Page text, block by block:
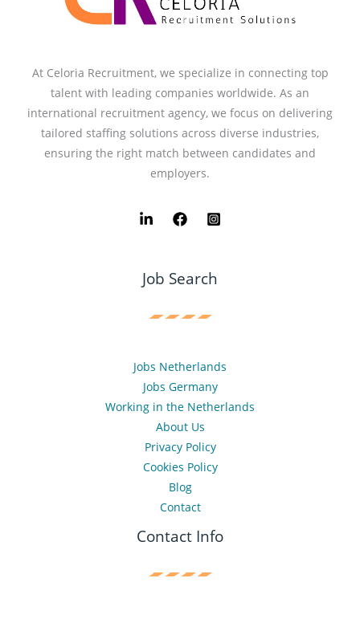
At Celoria Recruitment, we specialize in connecting top
talent with leading companies worldwide. As an
international recruitment agency, we focus on delivering
tailored staffing solutions across diverse industries,
ensuring the right match between candidates and
employers.
Job Search
Jobs Netherlands
Jobs Germany
Working in the Netherlands
About Us
Privacy Policy
Cookies Policy
Blog
Contact
Contact Info